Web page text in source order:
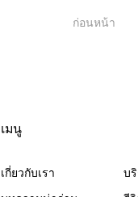
ก่อนหน้า
เมนู
เกี่ยวกับเรา
บ